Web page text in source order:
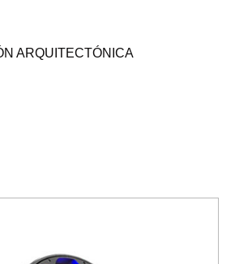
ARQUITECTÓNICA